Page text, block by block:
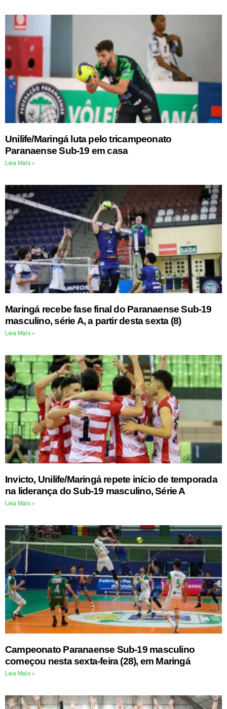
Unilife/Maringá luta pelo tricampeonato
Paranaense Sub-19 em casa
Leia Mais »
Maringá recebe fase final do Paranaense Sub-19
masculino, série A, a partir desta sexta (8)
Leia Mais »
Invicto, Unilife/Maringá repete início de temporada
na liderança do Sub-19 masculino, Série A
Leia Mais »
Campeonato Paranaense Sub-19 masculino
começou nesta sexta-feira (28), em Maringá
Leia Mais »